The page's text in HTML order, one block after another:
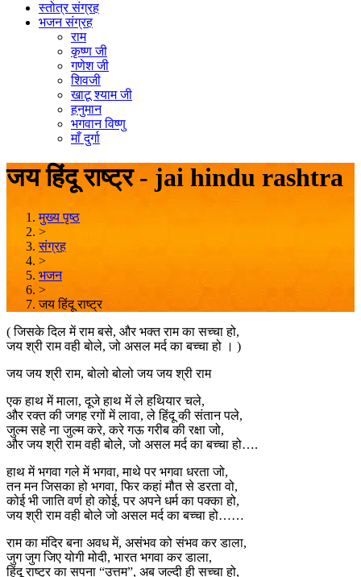
स्तोत्र संग्रह
भजन संग्रह
राम
कृष्ण जी
गणेश जी
शिवजी
खाटू श्याम जी
हनुमान
भगवान विष्णु
माँ दुर्गा
जय हिंदू राष्ट्र - jai hindu rashtra
मुख्य पृष्ठ
>
संग्रह
>
भजन
>
जय हिंदू राष्ट्र
( जिसके दिल में राम बसे, और भक्त राम का सच्चा हो,
जय श्री राम वही बोले, जो असल मर्द का बच्चा हो । )
जय जय श्री राम, बोलो बोलो जय जय श्री राम
एक हाथ में माला, दूजे हाथ में ले हथियार चले,
और रक्त की जगह रगों में लावा, ले हिंदू की संतान पले,
जुल्म सहे ना जुल्म करे, करे गऊ गरीब की रक्षा जो,
और जय श्री राम वही बोले, जो असल मर्द का बच्चा हो….
हाथ में भगवा गले में भगवा, माथे पर भगवा धरता जो,
तन मन जिसका हो भगवा, फिर कहां मौत से डरता वो,
कोई भी जाति वर्ण हो कोई, पर अपने धर्म का पक्का हो,
जय श्री राम वही बोले जो असल मर्द का बच्चा हो……
राम का मंदिर बना अवध में, असंभव को संभव कर डाला,
जुग जुग जिए योगी मोदी, भारत भगवा कर डाला,
हिंदू राष्ट्र का सपना “उत्तम”, अब जल्दी ही सच्चा हो,